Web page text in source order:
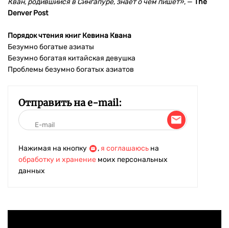
Кван, родившийся в Сингапуре, знает о чем пишет», — The
Denver Post
Порядок чтения книг Кевина Квана
Безумно богатые азиаты
Безумно богатая китайская девушка
Проблемы безумно богатых азиатов
Отправить на e-mail:
Нажимая на кнопку , я соглашаюсь на
обработку и хранение моих персональных
данных